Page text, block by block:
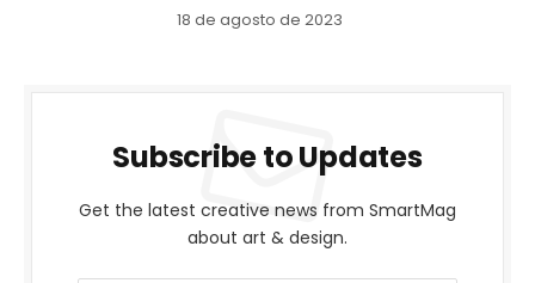
18 de agosto de 2023
Subscribe to Updates
Get the latest creative news from SmartMag
about art & design.